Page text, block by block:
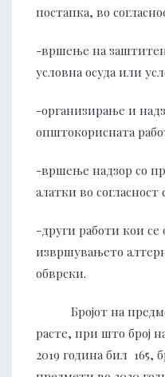
постапка, во
-вршење на
условна осуда или
-организирање и
општокорисната
-вршење надзор со
алатки во согласност
-други работи кои се
извршувањето
обврски.
Бројот на
расте, при што број
2019 година бил 165,